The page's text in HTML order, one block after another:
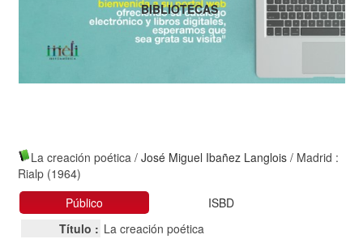
La creación poética /José Miguel Ibañez Langlois / Madrid :
Rialp (1964)
Público
ISBD
Título : La creación poética
BIBLIOTECAS